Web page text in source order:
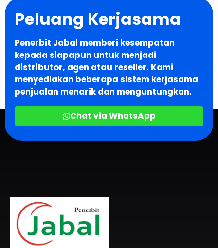
Peluang Kerjasama
Penerbit Jabal memberi kesempatan
kepada siapapun untuk menjadi
distributor, agen atau reseller. Kami
menyediakan beberapa sistem kerjasama
penjualan menarik dan menguntungkan.
Chat via WhatsApp